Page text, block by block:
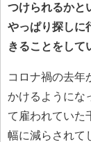
つけられるかと
やっぱり探しに
きることをして
コロナ禍の去年
かけるようにな
て雇われていた
幅に減らされて